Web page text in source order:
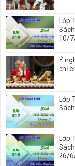
Lớp
Sách
10/
Ý
chị
Lớp
Lớp
Sách
26/